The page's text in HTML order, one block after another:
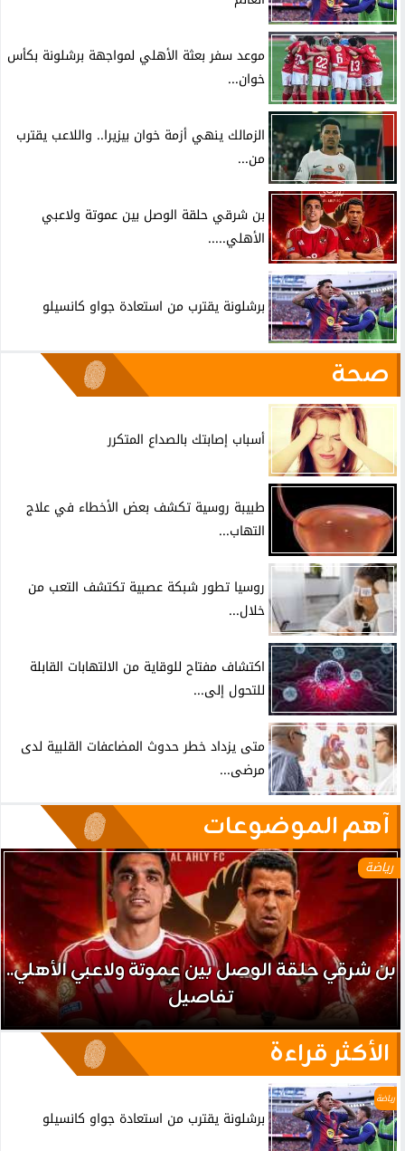
موعد سفر بعثة الأهلي لمواجهة برشلونة بكأس
خوان...
الزمالك ينهي أزمة خوان بيزيرا.. واللاعب يقترب
من...
بن شرقي حلقة الوصل بين عموتة ولاعبي
الأهلي.....
برشلونة يقترب من استعادة جواو كانسيلو
صحة
أسباب إصابتك بالصداع المتكرر
طبيبة روسية تكشف بعض الأخطاء في علاج
التهاب...
روسيا تطور شبكة عصبية تكتشف التعب من
خلال...
اكتشاف مفتاح للوقاية من الالتهابات القابلة
للتحول إلى...
متى يزداد خطر حدوث المضاعفات القلبية لدى
مرضى...
آهم الموضوعات
رياضة
بن شرقي حلقة الوصل بين عموتة ولاعبي الأهلي..
تفاصيل
الأكثر قراءة
رياضة
برشلونة يقترب من استعادة جواو كانسيلو